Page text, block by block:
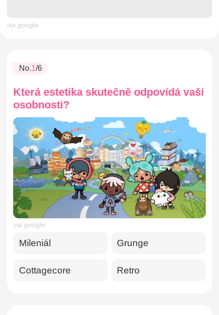
via google
No.1/6
Která estetika skutečně odpovídá vaší
osobnosti?
via google
Mileniál Grunge
Cottagecore Retro